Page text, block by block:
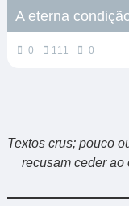
A eterna
0 111 0
Textos crus; pouco
recusam ceder ao